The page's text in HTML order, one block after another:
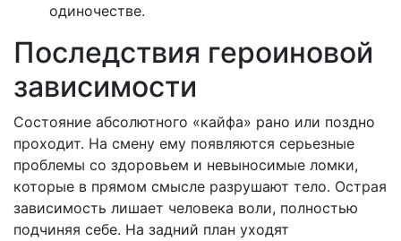
одиночестве.
Последствия героиновой
зависимости
Состояние абсолютного «кайфа» рано или поздно
проходит. На смену ему появляются серьезные
проблемы со здоровьем и невыносимые ломки,
которые в прямом смысле разрушают тело. Острая
зависимость лишает человека воли, полностью
подчиняя себе. На задний план уходят